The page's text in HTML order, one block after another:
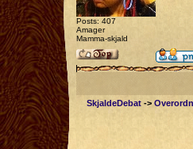
Posts: 407
Amager
Mamma-skjald
SkjaldeDebat ->